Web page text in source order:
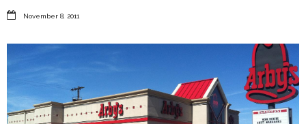
 November 8, 2011